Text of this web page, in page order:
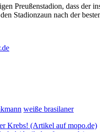
Preußenstadion, dass der
Stadionzaun nach der
weiße brasilaner
Krebs! (Artikel auf mopo.de)